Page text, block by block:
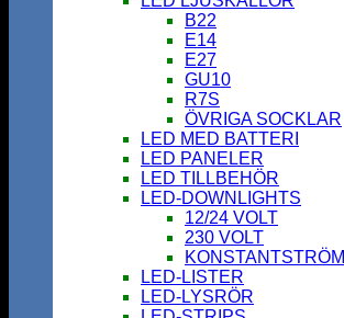
B22
E14
E27
GU10
R7S
ÖVRIGA SOCKLAR
LED MED BATTERI
LED PANELER
LED TILLBEHÖR
LED-DOWNLIGHTS
12/24 VOLT
230 VOLT
KONSTANTSTRÖM
LED-LISTER
LED-LYSRÖR